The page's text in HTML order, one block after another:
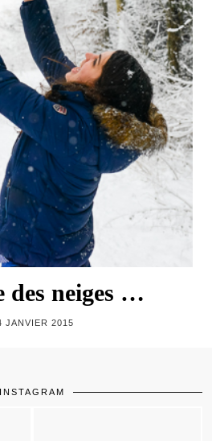
des neiges …
JANVIER 2015
INSTAGRAM